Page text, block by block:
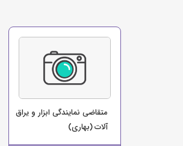
متقاضی نمایندگی ابزار و یراق
آلات (بهاری)